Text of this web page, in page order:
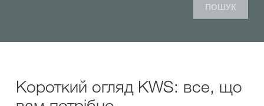
ПОШУК
Короткий огляд KWS: все, що